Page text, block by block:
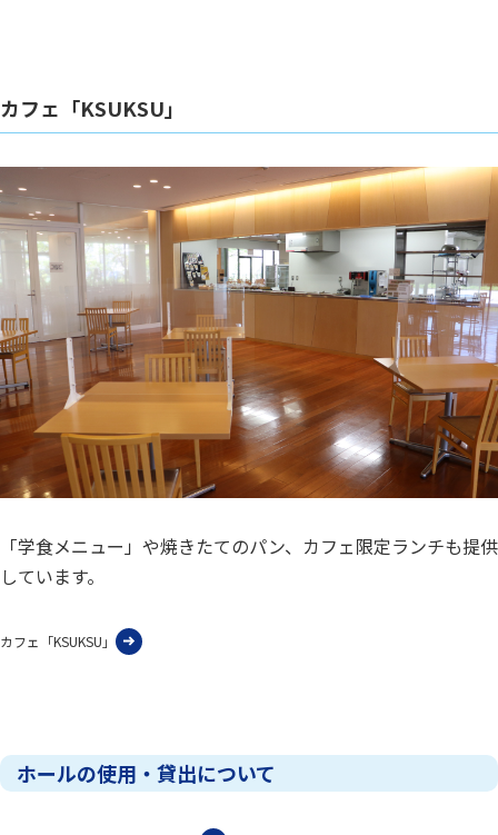
カフェ「KSUKSU」
「学食メニュー」や焼きたてのパン、カフェ限定ランチも提供
しています。
カフェ「KSUKSU」
ホールの使用・貸出について